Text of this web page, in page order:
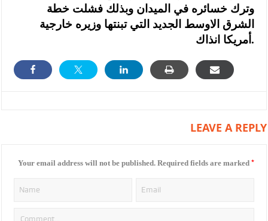
وترك خسائرهفي الميدان وبذلك فشلت خطة
الشرق الاوسط الجديد التي تبنتها وزيره خارجية
أمريكا انذاك.
LEAVE A REPLY
Your email address will not be published. Required fields are marked *